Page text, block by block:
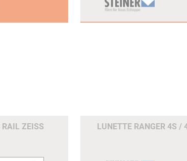
ZEISS
LUNETTE RANGER 4S /